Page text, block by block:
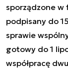
sporządzone w
podpisany do
sprawie
gotowy do 1
współpracę